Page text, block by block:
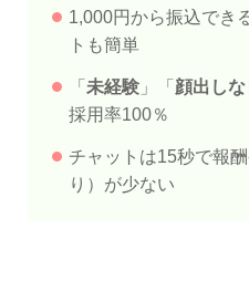
1,000円から振込でき
トも簡単
「 未経験」「 顔出しな
採用率100％
チャットは15秒で報
り）が少ない